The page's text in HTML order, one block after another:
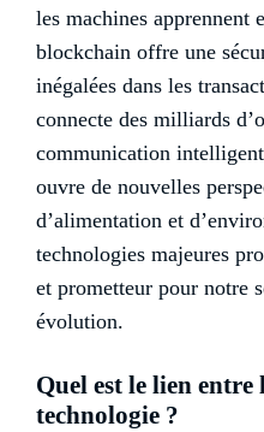
les machines apprennent
blockchain offre une
inégalées dans les
connecte des milliards
communication
ouvre de nouvelles
d’alimentation et
technologies majeures
et prometteur pour notre
évolution.
Quel est le lien
technologie ?